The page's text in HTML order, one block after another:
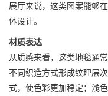
展厅来说，这类图案能够
体设计。
材质表达
从质感来看，这类地毯通
不同织造方式形成纹理层
式，使色彩更加稳定；浅